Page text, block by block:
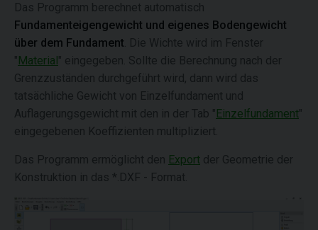
Das Programm berechnet automatisch
Fundamenteigengewicht und eigenes Bodengewicht
über dem Fundament . Die Wichte wird im Fenster
"Material" eingegeben. Sollte die Berechnung nach der
Grenzzuständen durchgeführt wird, dann wird das
tatsächliche Gewicht von Einzelfundament und
Auflagerungsgewicht mit den in der Tab "Einzelfundament"
eingegebenen Koeffizienten multipliziert.
Das Programm ermöglicht den Export der Geometrie der
Konstruktion in das *.DXF - Format.